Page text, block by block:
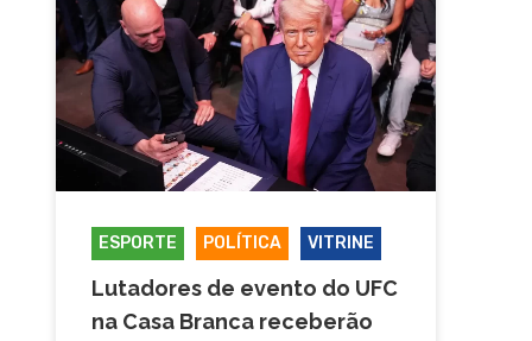
ESPORTE POLÍTICA VITRINE
Lutadores de evento do UFC
na Casa Branca receberão